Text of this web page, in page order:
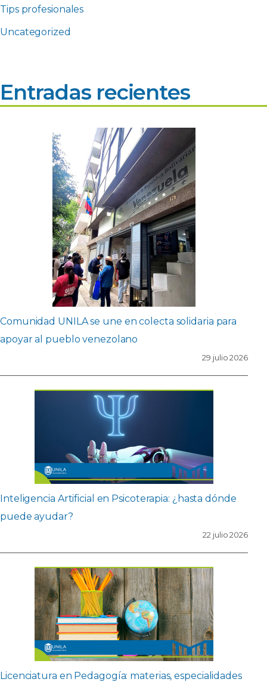
Tips profesionales
Uncategorized
Entradas recientes
Comunidad UNILA se une en colecta solidaria para
apoyar al pueblo venezolano
29 julio 2026
Inteligencia Artificial en Psicoterapia: ¿hasta dónde
puede ayudar?
22 julio 2026
Licenciatura en Pedagogía: materias, especialidades